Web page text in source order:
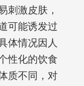
刺激皮肤，
可能诱发过
体情况因人
性化的饮食
质不同，对